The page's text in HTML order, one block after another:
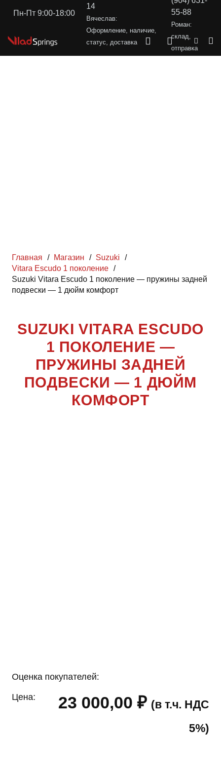
Пн-Пт 9:00-18:00
14
Вячеслав:
Оформление, наличие,
статус, доставка
55-88
Роман:
склад,
отправка
Главная / Магазин / Suzuki
/
Vitara Escudo 1 поколение /
Suzuki Vitara Escudo 1 поколение — пружины задней
подвески — 1 дюйм комфорт
SUZUKI VITARA ESCUDO
1 ПОКОЛЕНИЕ —
ПРУЖИНЫ ЗАДНЕЙ
ПОДВЕСКИ — 1 ДЮЙМ
КОМФОРТ
Оценка покупателей:
Цена: 23 000,00 ₽ (в т.ч. НДС
5%)